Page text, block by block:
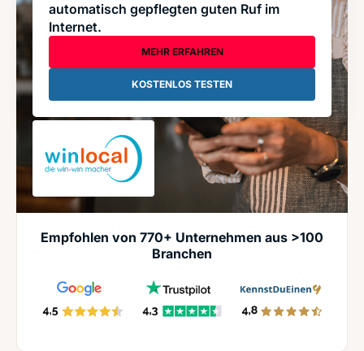
automatisch gepflegten guten Ruf im
Internet.
MEHR ERFAHREN
KOSTENLOS TESTEN
Empfohlen von 770+ Unternehmen aus >100
Branchen